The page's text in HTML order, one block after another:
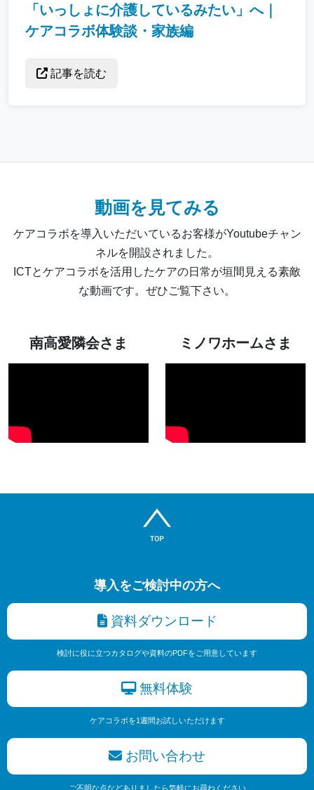
「いっしょに介護しているみたい」へ｜
ケアコラボ体験談・家族編
記事を読む
動画を見てみる
ケアコラボを導入いただいているお客様がYoutubeチャン
ネルを開設されました。
ICTとケアコラボを活用したケアの日常が垣間見える素敵
な動画です。ぜひご覧下さい。
南高愛隣会さま ミノワホームさま
導入をご検討中の方へ
資料ダウンロード
検討に役に立つカタログや資料のPDFをご用意しています
無料体験
ケアコラボを1週間お試しいただけます
お問い合わせ
ご不明な点などありましたら気軽にお尋ねください